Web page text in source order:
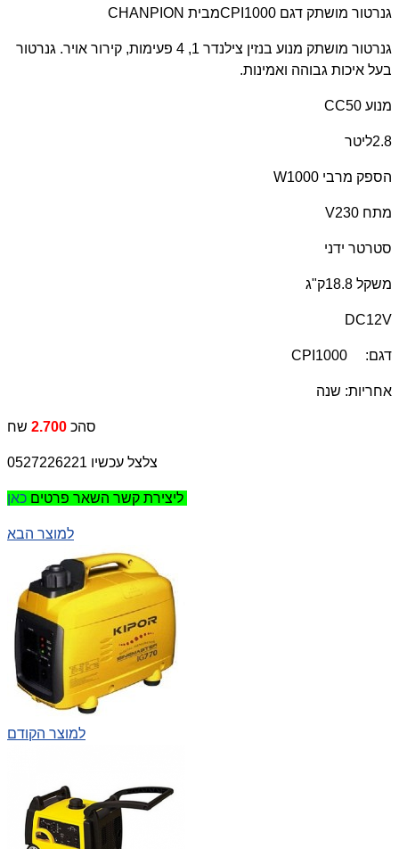
גנרטור מושתק דגם CPI1000מבית CHANPION
גנרטור מושתק מנוע בנזין צילנדר 1, 4 פעימות, קירור אויר. גנרטור
בעל איכות גבוהה ואמינות.
מנוע 50 CC
2.8ליטר
הספק מרבי 1000 W
מתח 230 V
סטרטר ידני
משקל 18.8ק"ג
DC12V
דגם: CPI1000
אחריות: שנה
סהכ 2.700 שח
ליצירת קשר השאר פרטים
למוצר הבא
למוצר הקודם